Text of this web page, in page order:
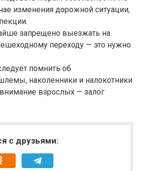
изменения дорожной ситуации,
запрещено выезжать на
переходу — это нужно
помнить об
наколенники и налокотники
взрослых — залог
с друзьями: